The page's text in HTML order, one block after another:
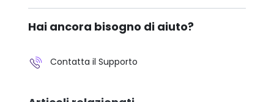
Hai ancora bisogno di aiuto?
Contatta il Supporto